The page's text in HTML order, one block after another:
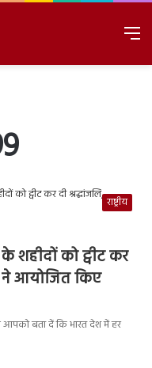
राष्ट्रीय
को ट्वीट कर
ने आयोजित किए
आपको बता दें कि भारत देश में हर